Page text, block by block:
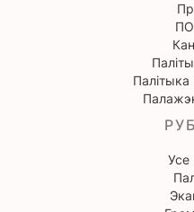
Палітыка
Усе